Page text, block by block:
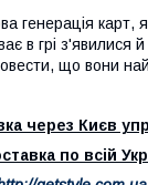
генерація карт,
в грі
що вони
через Києв
по всій